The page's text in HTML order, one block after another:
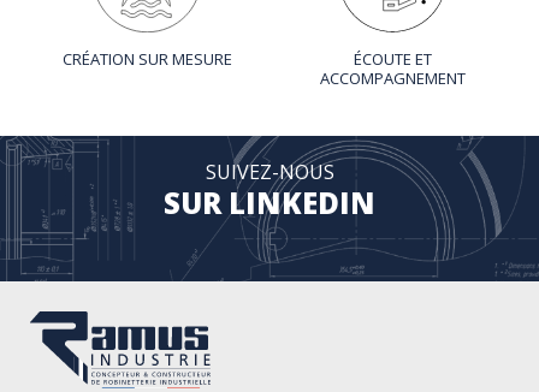
CRÉATION SUR MESURE
ÉCOUTE ET
ACCOMPAGNEMENT
SUIVEZ-NOUS
SUR LINKEDIN